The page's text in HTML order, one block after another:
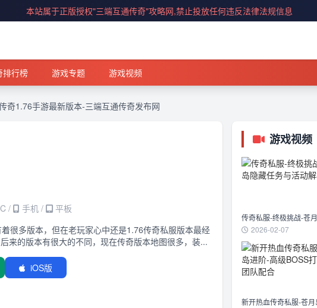
本站属于正版授权"三端互通传奇"攻略网,禁止投放任何违反法律法规信息
排行榜 游戏专题 游戏视频
奇1.76手游最新版本-三端互通传奇发布网
/ 手机 /
平板
很多版本，但在老玩家心中还是1.76传奇私服版本最经
来的版本有很大的不同，现在传奇版本地图很多，装...
iOS版
游戏视频
2026-02-07